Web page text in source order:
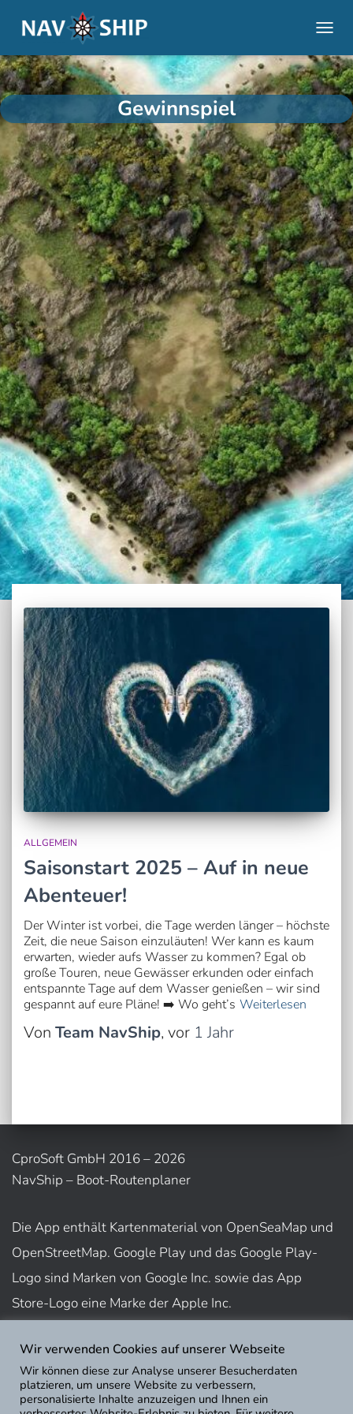
Gewinnspiel
ALLGEMEIN
Saisonstart 2025 – Auf in neue
Abenteuer!
Der Winter ist vorbei, die Tage werden länger – höchste
Zeit, die neue Saison einzuläuten! Wer kann es kaum
erwarten, wieder aufs Wasser zu kommen? Egal ob
große Touren, neue Gewässer erkunden oder einfach
entspannte Tage auf dem Wasser genießen – wir sind
gespannt auf eure Pläne! ➡️ Wo geht’s Weiterlesen
Von Team NavShip, vor 1 Jahr
CproSoft GmbH 2016 – 2026
NavShip – Boot-Routenplaner
Die App enthält Kartenmaterial von OpenSeaMap und
OpenStreetMap. Google Play und das Google Play-
Logo sind Marken von Google Inc. sowie das App
Store-Logo eine Marke der Apple Inc.
Nutzungsbedingungen
Impressum
Datenschutz
Wir verwenden Cookies auf unserer Webseite
Wir können diese zur Analyse unserer Besucherdaten
platzieren, um unsere Website zu verbessern,
personalisierte Inhalte anzuzeigen und Ihnen ein